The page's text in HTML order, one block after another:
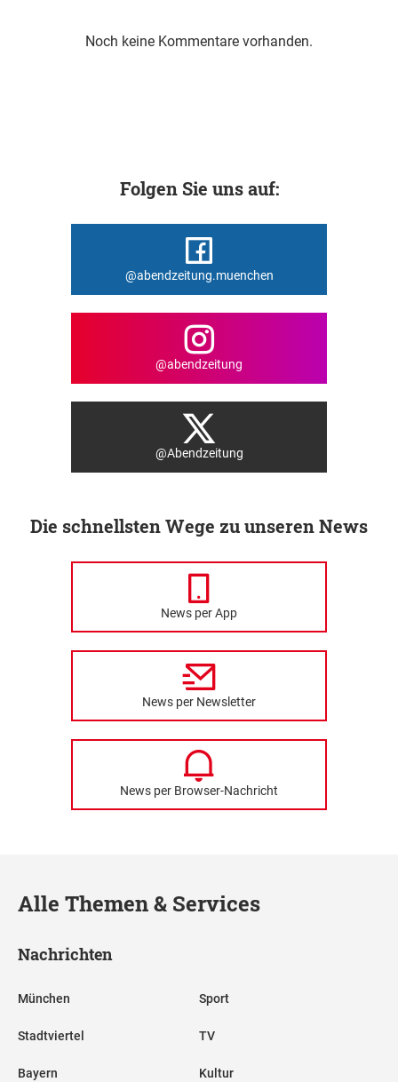
Noch keine Kommentare vorhanden.
Folgen Sie uns auf:
@abendzeitung.muenchen
@abendzeitung
@Abendzeitung
Die schnellsten Wege zu unseren News
News per App
News per Newsletter
News per Browser-Nachricht
Alle Themen & Services
Nachrichten
München
Stadtviertel
Bayern
Sport
TV
Kultur